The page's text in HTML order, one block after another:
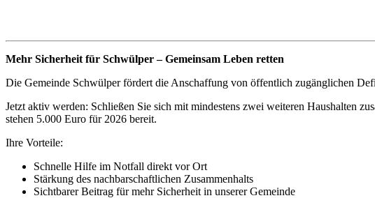
Mehr Sicherheit für Schwülper – Gemeinsam Leben retten
Die Gemeinde Schwülper fördert die Anschaffung von öffentlich zugänglichen
Jetzt aktiv werden: Schließen Sie sich mit mindestens zwei weiteren Haushalten
stehen 5.000 Euro für 2026 bereit.
Ihre Vorteile:
Schnelle Hilfe im Notfall direkt vor Ort
Stärkung des nachbarschaftlichen Zusammenhalts
Sichtbarer Beitrag für mehr Sicherheit in unserer Gemeinde